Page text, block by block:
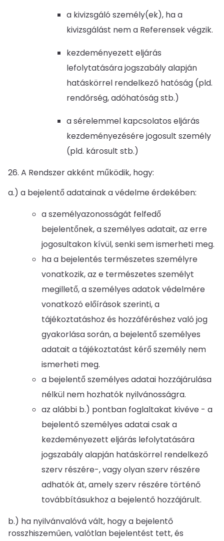
a kivizsgáló személy(ek), ha a
kivizsgálást nem a Referensek végzik.
kezdeményezett eljárás
lefolytatására jogszabály alapján
hatáskörrel rendelkező hatóság (pld.
rendőrség, adóhatóság stb.)
a sérelemmel kapcsolatos eljárás
kezdeményezésére jogosult személy
(pld. károsult stb.)
26. A Rendszer akként működik, hogy:
a.) a bejelentő adatainak a védelme érdekében:
a személyazonosságát felfedő
bejelentőnek, a személyes adatait, az erre
jogosultakon kívül, senki sem ismerheti meg.
ha a bejelentés természetes személyre
vonatkozik, az e természetes személyt
megillető, a személyes adatok védelmére
vonatkozó előírások szerinti, a
tájékoztatáshoz és hozzáféréshez való jog
gyakorlása során, a bejelentő személyes
adatait a tájékoztatást kérő személy nem
ismerheti meg.
a bejelentő személyes adatai hozzájárulása
nélkül nem hozhatók nyilvánosságra.
az alábbi b.) pontban foglaltakat kivéve - a
bejelentő személyes adatai csak a
kezdeményezett eljárás lefolytatására
jogszabály alapján hatáskörrel rendelkező
szerv részére-, vagy olyan szerv részére
adhatók át, amely szerv részére történő
továbbításukhoz a bejelentő hozzájárult.
b.) ha nyilvánvalóvá vált, hogy a bejelentő
rosszhiszeműen, valótlan bejelentést tett, és